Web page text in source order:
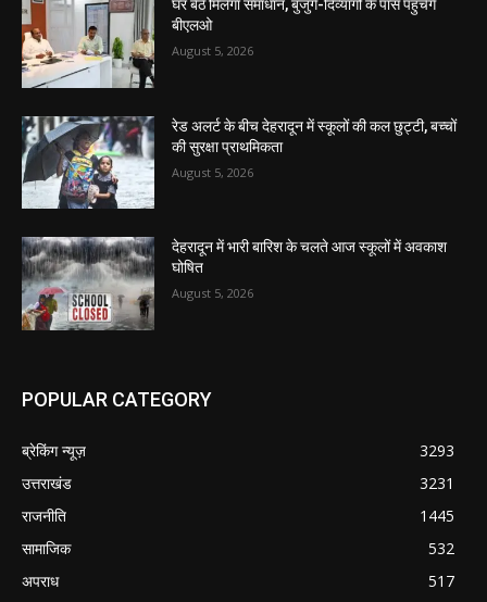
घर बैठे मिलेगा समाधान, बुजुर्ग-दिव्यांगों के पास पहुंचेंगे
बीएलओ
August 5, 2026
रेड अलर्ट के बीच देहरादून में स्कूलों की कल छुट्टी, बच्चों
की सुरक्षा प्राथमिकता
August 5, 2026
देहरादून में भारी बारिश के चलते आज स्कूलों में अवकाश
घोषित
August 5, 2026
POPULAR CATEGORY
ब्रेकिंग न्यूज़
3293
उत्तराखंड
3231
राजनीति
1445
सामाजिक
532
अपराध
517